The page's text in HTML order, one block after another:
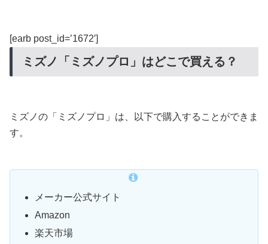
[earb post_id=’1672′]
ミズノ「ミズノプロ」はどこで買える？
ミズノの「ミズノプロ」は、以下で購入することができま
す。
メーカー公式サイト
Amazon
楽天市場